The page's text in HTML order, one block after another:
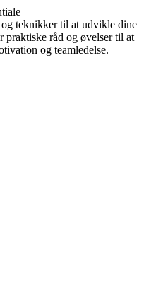
teknikker til at udvikle dine
praktiske råd og øvelser til at
og teamledelse.